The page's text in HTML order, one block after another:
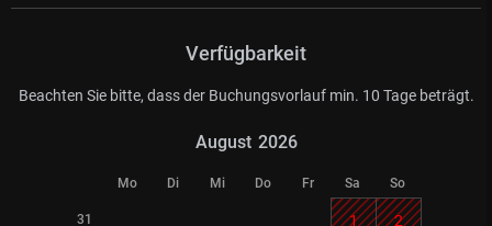
Verfügbarkeit
Beachten Sie bitte, dass der Buchungsvorlauf min. 10 Tage beträgt.
August 2026
Mo Di Mi Do Fr Sa So
31 1 2